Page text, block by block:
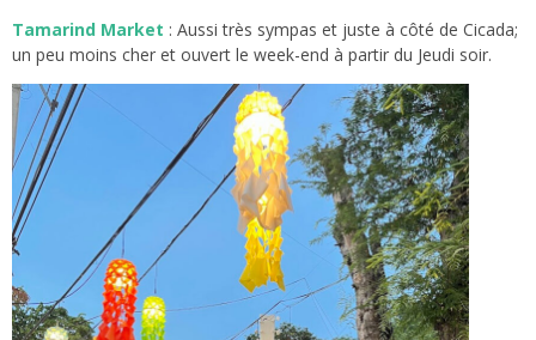
Tamarind Market : Aussi très sympas et juste à côté de Cicada;
un peu moins cher et ouvert le week-end à partir du Jeudi soir.